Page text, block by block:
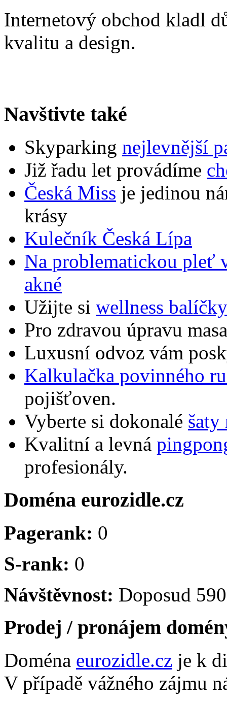
Internetový obchod kladl
kvalitu a design.
Navštivte také
Skyparking nejlevnější
Již řadu let provádíme
Česká Miss je jedinou
krásy
Kulečník Česká Lípa
Na problematickou pleť
akné
Užijte si wellness balíčky
Pro zdravou úpravu
Luxusní odvoz vám
Kalkulačka povinného
pojišťoven.
Vyberte si dokonalé šaty
Kvalitní a levná
profesionály.
Doména eurozidle.cz
Pagerank: 0
S-rank: 0
Návštěvnost: Doposud
Prodej / pronájem
Doména eurozidle.cz je k
V případě vážného zájmu